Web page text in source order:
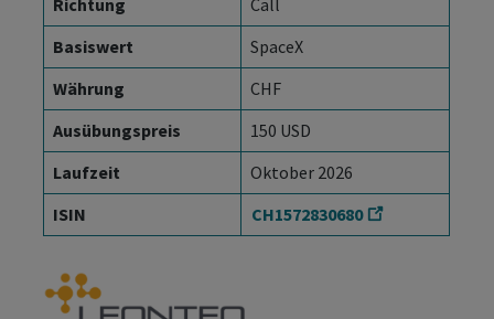
Richtung
Call
Basiswert
SpaceX
Währung
CHF
Ausübungspreis
150 USD
Laufzeit
Oktober 2026
ISIN
CH1572830680